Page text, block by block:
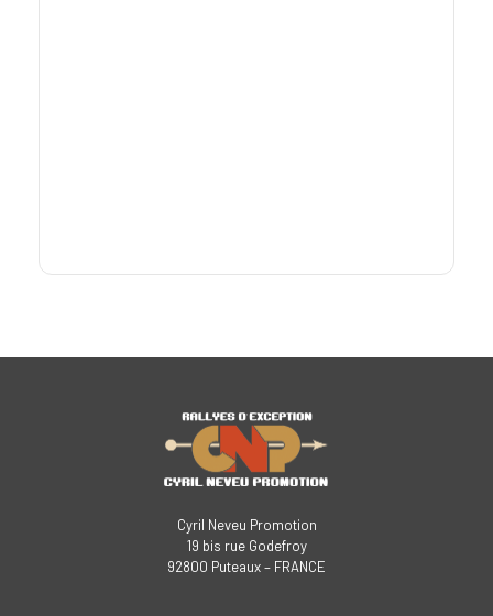
Cyril Neveu Promotion
19 bis rue Godefroy
92800 Puteaux – FRANCE